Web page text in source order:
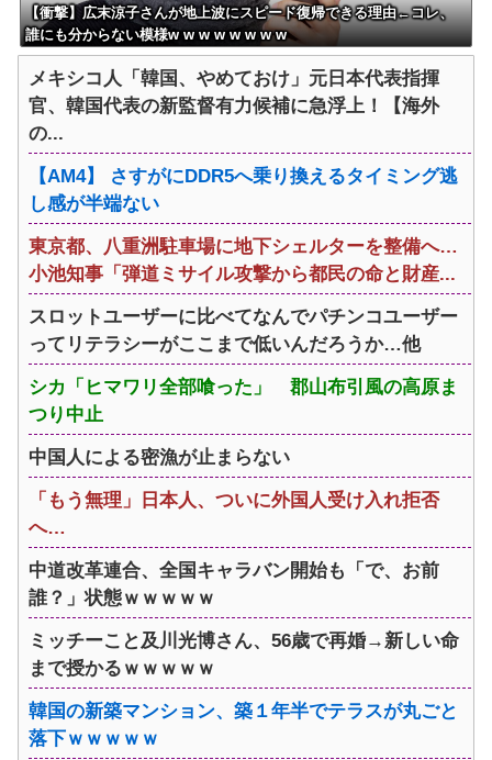
【衝撃】広末涼子さんが地上波にスピード復帰できる理由←コレ、
誰にも分からない模様w w w w w w w w
メキシコ人「韓国、やめておけ」元日本代表指揮
官、韓国代表の新監督有力候補に急浮上！【海外
の...
【AM4】 さすがにDDR5へ乗り換えるタイミング逃
し感が半端ない
東京都、八重洲駐車場に地下シェルターを整備へ…
小池知事「弾道ミサイル攻撃から都民の命と財産...
スロットユーザーに比べてなんでパチンコユーザー
ってリテラシーがここまで低いんだろうか…他
シカ「ヒマワリ全部喰った」 郡山布引風の高原ま
つり中止
中国人による密漁が止まらない
「もう無理」日本人、ついに外国人受け入れ拒否
へ…
中道改革連合、全国キャラバン開始も「で、お前
誰？」状態ｗｗｗｗｗ
ミッチーこと及川光博さん、56歳で再婚→新しい命
まで授かるｗｗｗｗｗ
韓国の新築マンション、築１年半でテラスが丸ごと
落下ｗｗｗｗｗ